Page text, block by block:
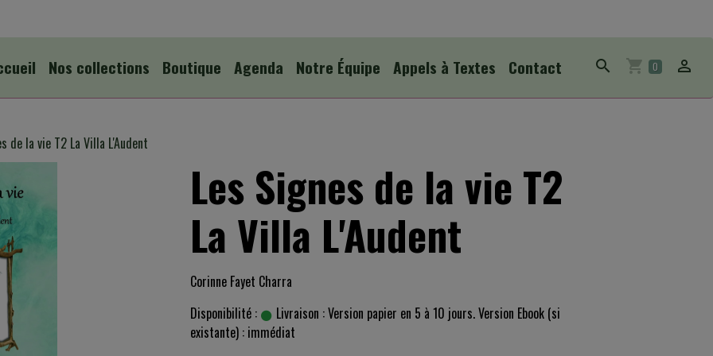
Nos collections Boutique Agenda Notre Équipe Appels à Textes Contact 0
de la vie T2 La Villa L'Audent
Les Signes de la vie T2
La Villa L'Audent
Corinne Fayet Charra
Disponibilité :
Livraison : Version papier en 5 à 10 jours. Version Ebook (si
existante) : immédiat